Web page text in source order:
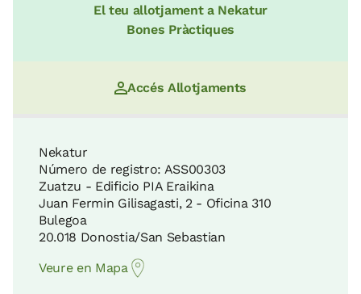
El teu allotjament a Nekatur
Bones Pràctiques
Accés Allotjaments
Nekatur
Número de registro: ASS00303
Zuatzu - Edificio PIA Eraikina
Juan Fermin Gilisagasti, 2 - Oficina 310
Bulegoa
20.018 Donostia/San Sebastian
Veure en Mapa